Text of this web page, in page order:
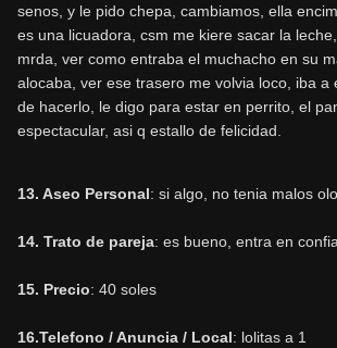
senos, y le pido chepa, cambiamos, ella
es una licuadora, csm me kiere sacar la
mrda, ver como entraba el muchacho en su
alocaba, ver ese trasero me volvia loco, iba a
de hacerlo, le digo para estar en perrito, el
espectacular, asi q estallo de felicidad.
13. Aseo Personal: si algo, no tenia malos
14. Trato de pareja: es bueno, entra en
15. Precio: 40 soles
16.Telefono / Anuncia / Local: lolitas a 1